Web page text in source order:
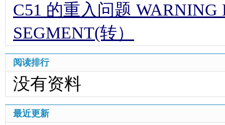
C51 的重入问题
SEGMENT(转）
阅读排行
没有资料
最近更新